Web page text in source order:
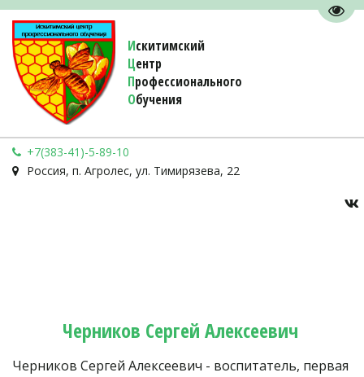
Искитимский
Центр
Профессионального
Обучения
+7(383-41)-5-89-10
Россия, п. Агролес, ул. Тимирязева, 22
Черников Сергей Алексеевич
Черников Сергей Алексеевич - воспитатель, первая